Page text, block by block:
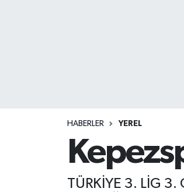
HABERLER YEREL
TÜRKİYE 3. LİG 3.